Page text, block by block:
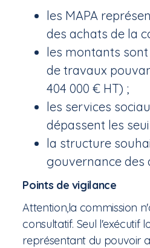
les MAPA
des achats de la
les montants
de travaux
404 000 € HT) ;
les services
dépassent les
la structure
gouvernance des
Points de vigilance
Attention,la commission
consultatif. Seul l'exécutif
représentant du pouvoir